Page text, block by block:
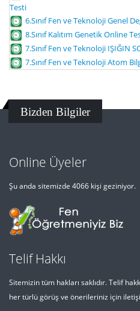
Testi
6.Sınıf Fen ve Teknoloji Genel
8.Sınıf Kalıtım Genetik Online
7.Sınıf Fen ve Teknoloji IŞIĞIN
7.Sınıf Fen ve Teknoloji Atom
Bizden Bilgiler
Online Üyeler
Şu anda sitemizde 4066 kişi geziniyor.
Telif Hakkı
Sitemizin tüm hakları saklıdır. Telif
her türlü görüş ve önerileriniz için